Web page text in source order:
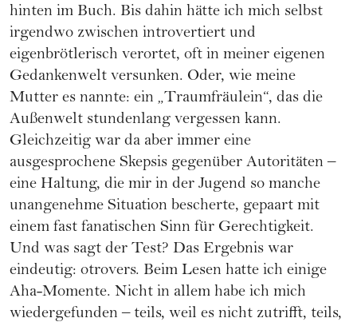
hinten im Buch. Bis dahin hätte ich mich selbst
irgendwo zwischen introvertiert und
eigenbrötlerisch verortet, oft in meiner eigenen
Gedankenwelt versunken. Oder, wie meine
Mutter es nannte: ein „Traumfräulein“, das die
Außenwelt stundenlang vergessen kann.
Gleichzeitig war da aber immer eine
ausgesprochene Skepsis gegenüber Autoritäten –
eine Haltung, die mir in der Jugend so manche
unangenehme Situation bescherte, gepaart mit
einem fast fanatischen Sinn für Gerechtigkeit.
Und was sagt der Test? Das Ergebnis war
eindeutig: otrovers. Beim Lesen hatte ich einige
Aha-Momente. Nicht in allem habe ich mich
wiedergefunden – teils, weil es nicht zutrifft, teils,